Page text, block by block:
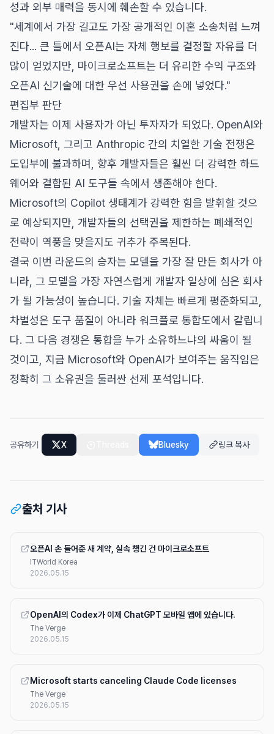
성과 외부 매력을 동시에 훼손할 수 있습니다.
"세계에서 가장 길고도 가장 공개적인 이혼 소송처럼 느껴
진다... 큰 틀에서 오픈AI는 자체 행보를 결정할 자유를 더
많이 얻었지만, 마이크로소프트는 더 유리한 수익 구조와
오픈AI 신기술에 대한 우선 사용권을 손에 넣었다."
편집부 판단
개발자는 이제 사용자가 아닌 투자자가 되었다. OpenAI와
Microsoft, 그리고 Anthropic 간의 치열한 기술 전쟁은
도입부에 불과하며, 향후 개발자들은 훨씬 더 강력한 하드
웨어와 결합된 AI 도구들 속에서 생존해야 한다.
Microsoft의 Copilot 생태계가 강력한 힘을 발휘할 것으
로 예상되지만, 개발자들의 선택권을 제한하는 폐쇄적인
전략이 역풍을 맞을지도 귀추가 주목된다.
결국 이번 라운드의 승자는 모델을 가장 잘 만든 회사가 아
니라, 그 모델을 가장 자연스럽게 개발자 일상에 심은 회사
가 될 가능성이 높습니다. 기술 자체는 빠르게 평준화되고,
차별성은 도구 품질이 아니라 워크플로 통합도에서 갈립니
다. 그 다음 경쟁은 통합을 누가 소유하느냐의 싸움이 될
것이고, 지금 Microsoft와 OpenAI가 보여주는 움직임은
정확히 그 소유권을 둘러싼 선제 포석입니다.
공유하기 X Bluesky 링크 복사
출처 기사
오픈AI 손 들어준 새 계약, 실속 챙긴 건 마이크로소프트
ITWorld Korea
2026.05.15
OpenAI의 Codex가 이제 ChatGPT 모바일 앱에 있습니다.
The Verge
2026.05.15
Microsoft starts canceling Claude Code licenses
The Verge
2026.05.15